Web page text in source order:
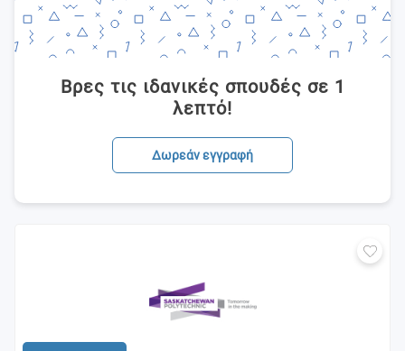
Βρες τις ιδανικές σπουδές σε 1
λεπτό!
Δωρεάν εγγραφή